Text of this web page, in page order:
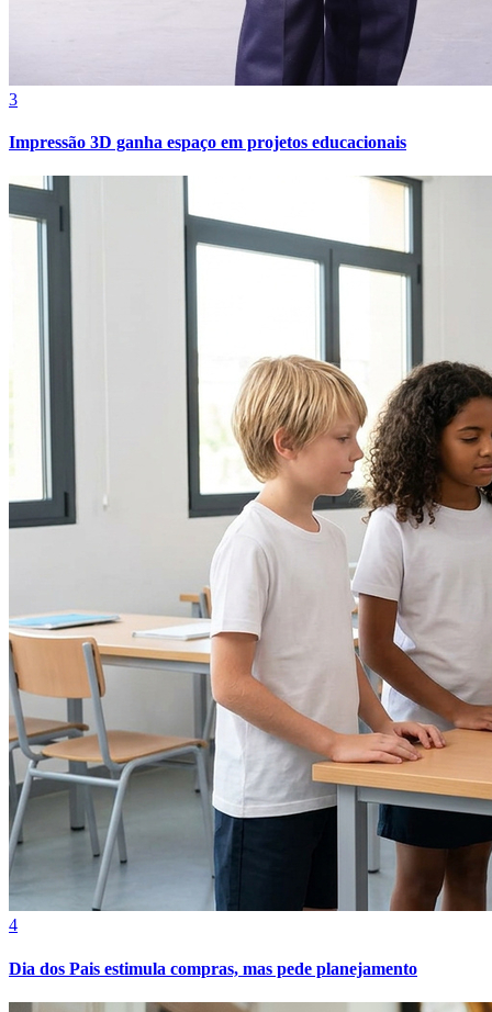
Atlético-MG
Cruzeiro
3
Impressão 3D ganha espaço em projetos educacionais
4
Dia dos Pais estimula compras, mas pede planejamento